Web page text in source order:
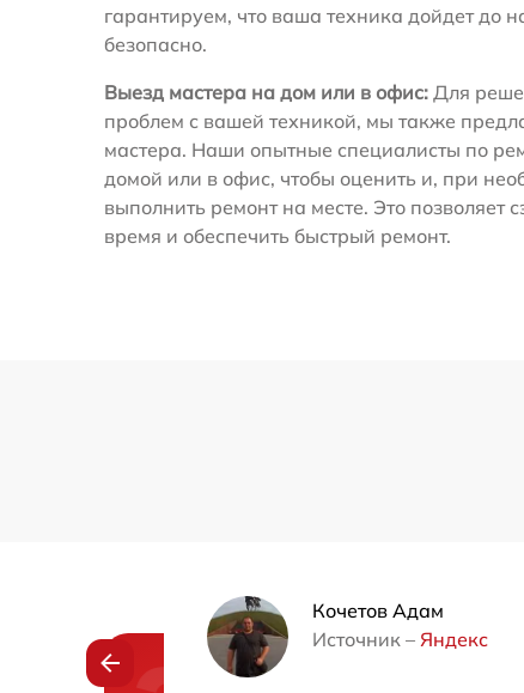
гарантируем, что ваша техника дойдет до
безопасно.
Выезд мастера на дом или в офис: Для
проблем с вашей техникой, мы также
мастера. Наши опытные специалисты по
домой или в офис, чтобы оценить и, при
выполнить ремонт на месте. Это позволяет
время и обеспечить быстрый ремонт.
Кочетов Адам
Источник – Яндекс